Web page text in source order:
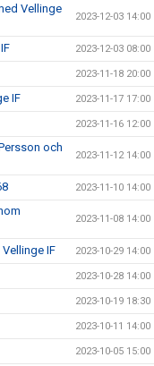
Vellinge
2023-12-03 14:00
2023-12-03 08:00
2023-11-18 20:00
IF 2023-11-17 17:00
2023-11-16 12:00
och
2023-11-12 14:00
2023-11-10 14:00
2023-11-08 14:00
IF 2023-10-29 14:00
2023-10-28 14:00
2023-10-19 18:30
2023-10-11 14:00
2023-10-05 15:00